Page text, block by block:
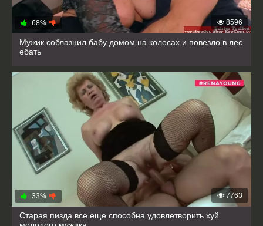
8596
68%
Мужик соблазнил бабу домом на колесах и повезло в лес
ебать
7763
33%
Старая пизда все еще способна удовлетворить хуй